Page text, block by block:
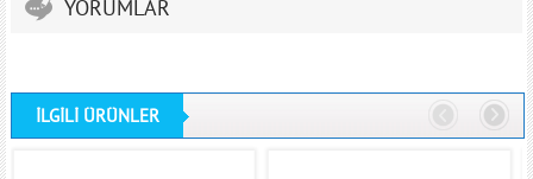
YORUMLAR
İLGİLİ ÜRÜNLER